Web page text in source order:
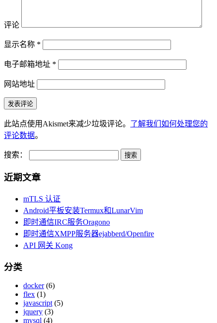
评论
显示名称 *
电子邮箱地址 *
网站地址
此站点使用Akismet来减少垃圾评论。
了解我们如何处理您的
评论数据。
搜索：
近期文章
mTLS 认证
Android平板安装Termux和LunarVim
即时通信IRC服务Oragono
即时通信XMPP服务器ejabberd/Openfire
API 网关 Kong
分类
docker(6)
flex (1)
javascript (5)
jquery (3)
mysql (4)